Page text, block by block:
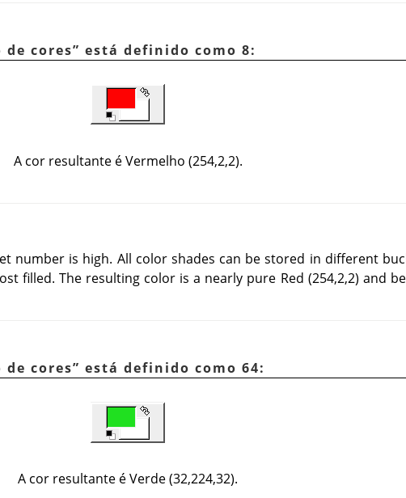
de cores” está definido como 8:
A cor resultante é Vermelho (254,2,2).
number is high. All color shades can be stored in different
filled. The resulting color is a nearly pure Red (254,2,2) and
de cores” está definido como 64:
A cor resultante é Verde (32,224,32).